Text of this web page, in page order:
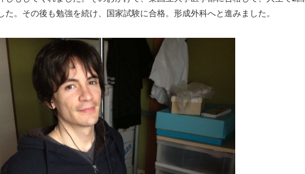
た。その後も勉強を続け、国家試験に合格。形成外科へと進みました。